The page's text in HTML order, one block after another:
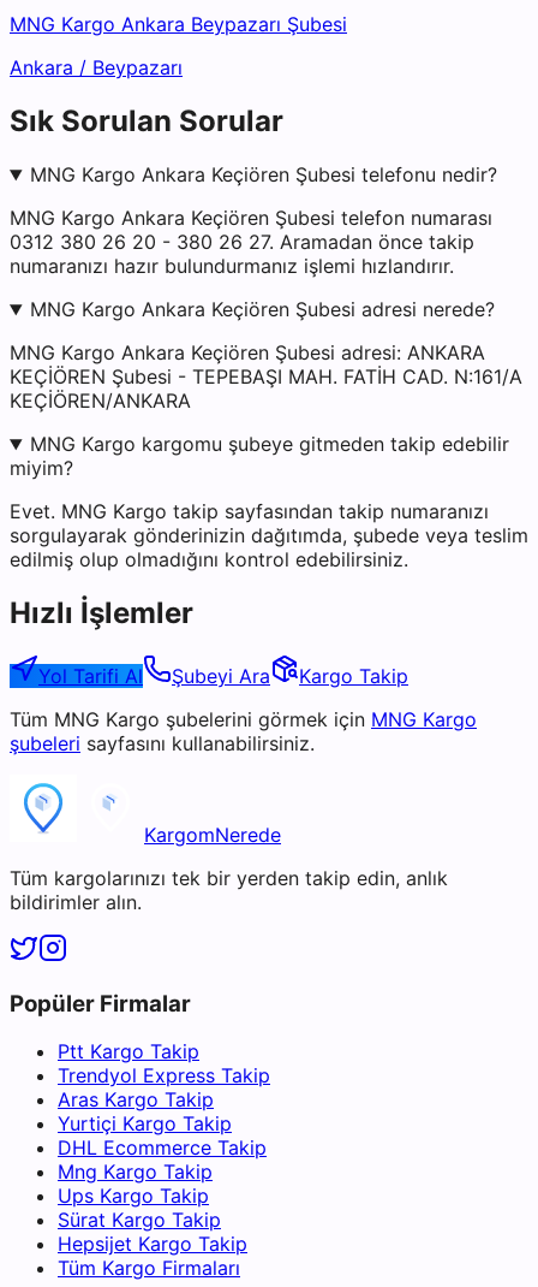
MNG Kargo Ankara Beypazarı Şubesi
Ankara / Beypazarı
Sık Sorulan Sorular
MNG Kargo Ankara Keçiören Şubesi telefonu nedir?
MNG Kargo Ankara Keçiören Şubesi telefon numarası
0312 380 26 20 - 380 26 27. Aramadan önce takip
numaranızı hazır bulundurmanız işlemi hızlandırır.
MNG Kargo Ankara Keçiören Şubesi adresi nerede?
MNG Kargo Ankara Keçiören Şubesi adresi: ANKARA
KEÇİÖREN Şubesi - TEPEBAŞI MAH. FATİH CAD. N:161/A
KEÇİÖREN/ANKARA
MNG Kargo kargomu şubeye gitmeden takip edebilir
miyim?
Evet. MNG Kargo takip sayfasından takip numaranızı
sorgulayarak gönderinizin dağıtımda, şubede veya teslim
edilmiş olup olmadığını kontrol edebilirsiniz.
Hızlı İşlemler
Yol Tarifi Al Şubeyi Ara
Kargo Takip
Tüm MNG Kargo şubelerini görmek için MNG Kargo
şubeleri sayfasını kullanabilirsiniz.
KargomNerede
Tüm kargolarınızı tek bir yerden takip edin, anlık
bildirimler alın.
Popüler Firmalar
Ptt Kargo Takip
Trendyol Express Takip
Aras Kargo Takip
Yurtiçi Kargo Takip
DHL Ecommerce Takip
Mng Kargo Takip
Ups Kargo Takip
Sürat Kargo Takip
Hepsijet Kargo Takip
Tüm Kargo Firmaları